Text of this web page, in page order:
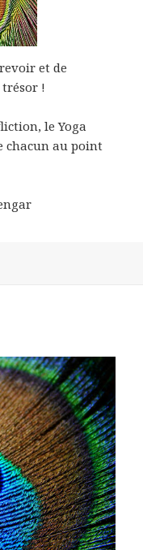
et de
!
le Yoga
chacun au point